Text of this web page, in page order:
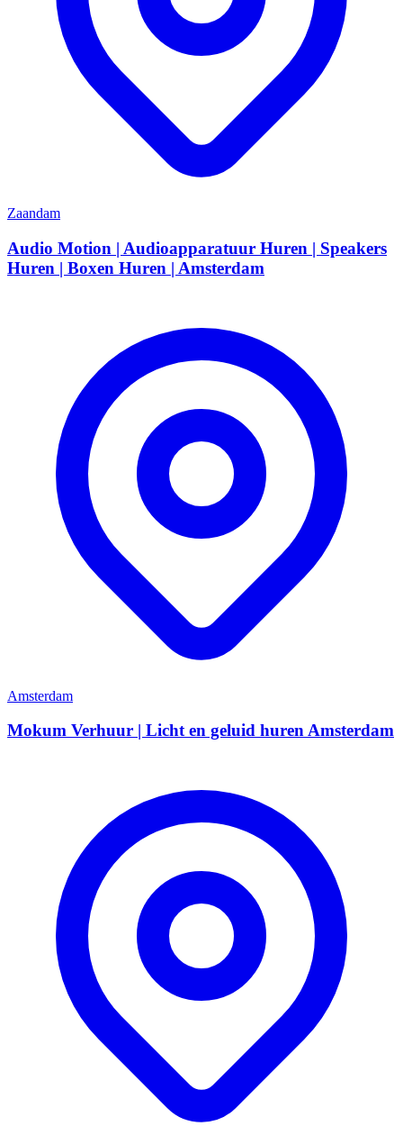
Zaandam
Audio Motion | Audioapparatuur Huren | Speakers
Huren | Boxen Huren | Amsterdam
Amsterdam
Mokum Verhuur | Licht en geluid huren Amsterdam